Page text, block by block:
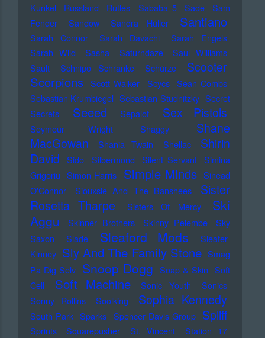
Kunkel
Russland Rutles Sababa 5 Sade
Sam
Fender
Sandow Sandra Hüller Santiano
Sarah Connor Sarah Davachi
Sarah Engels
Sarah Wild
Sasha Saturndaze
Saul Williams
Sault
Schnipo Schranke Schürze Scooter
Scorpions Scott Walker Scycs Sean Combs
Sebastian Krumbiegel Sebastian Studnitzky Secret
Secrets
Seeed Sepalot Sex Pistols
Seymour Wright Shaggy
Shane
MacGowan
Shania Twain Shellac
Shirin
David
Sido Silbermond Silent Servant Simina
Grigoriu Simon Harris Simple Minds Sinead
O'Connor
Siouxsie And The Banshees
Sister
Rosetta Tharpe
Sisters Of Mercy
Ski
Aggu
Skinner Brothers Skinny Pelembe
Sky
Saxon
Slade Sleaford Mods
Sleater-
Kinney Sly And The Family Stone Smag
Pa Dig Selv Snoop Dogg Soap & Skin Soft
Cell
Soft Machine Sonic Youth
Sonics
Sonny Rollins
Soolking Sophia Kennedy
South Park Sparks Spencer Davis Group Spliff
Sprints Squarepusher St. Vincent
Station 17